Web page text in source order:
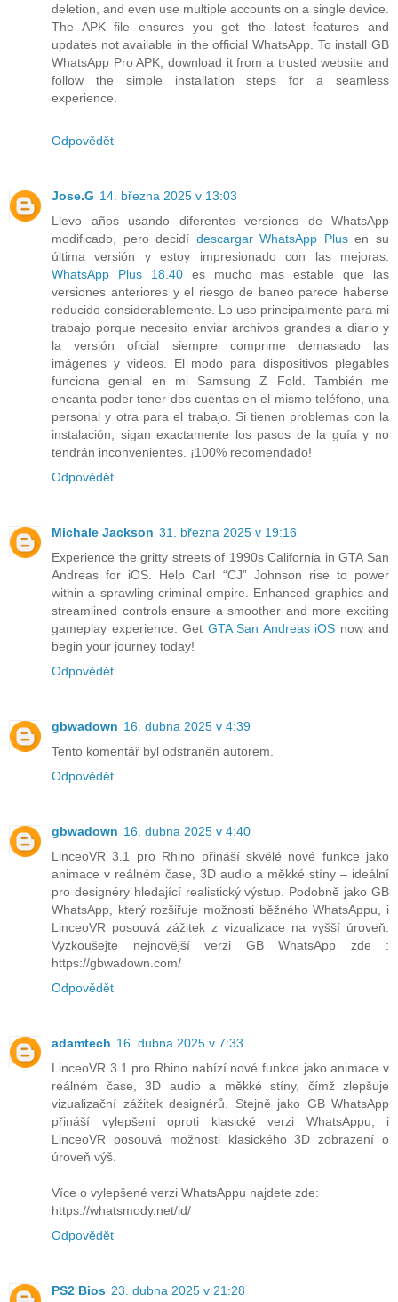
deletion, and even use multiple accounts on a single device.
The APK file ensures you get the latest features and
updates not available in the official WhatsApp. To install GB
WhatsApp Pro APK, download it from a trusted website and
follow the simple installation steps for a seamless
experience.
Odpovědět
Jose.G 14. března 2025 v 13:03
Llevo años usando diferentes versiones de WhatsApp
modificado, pero decidí descargar WhatsApp Plusen su
última versión y estoy impresionado con las mejoras.
WhatsApp Plus 18.40es mucho más estable que las
versiones anteriores y el riesgo de baneo parece haberse
reducido considerablemente. Lo uso principalmente para mi
trabajo porque necesito enviar archivos grandes a diario y
la versión oficial siempre comprime demasiado las
imágenes y videos. El modo para dispositivos plegables
funciona genial en mi Samsung Z Fold. También me
encanta poder tener dos cuentas en el mismo teléfono, una
personal y otra para el trabajo. Si tienen problemas con la
instalación, sigan exactamente los pasos de la guía y no
tendrán inconvenientes. ¡100% recomendado!
Odpovědět
Michale Jackson 31. března 2025 v 19:16
Experience the gritty streets of 1990s California in GTA San
Andreas for iOS. Help Carl “CJ” Johnson rise to power
within a sprawling criminal empire. Enhanced graphics and
streamlined controls ensure a smoother and more exciting
gameplay experience. Get GTA San Andreas iOS now and
begin your journey today!
Odpovědět
gbwadown 16. dubna 2025 v 4:39
Tento komentář byl odstraněn autorem.
Odpovědět
gbwadown 16. dubna 2025 v 4:40
LinceoVR 3.1 pro Rhino přináší skvělé nové funkce jako
animace v reálném čase, 3D audio a měkké stíny – ideální
pro designéry hledající realistický výstup. Podobně jako GB
WhatsApp, který rozšiřuje možnosti běžného WhatsAppu, i
LinceoVR posouvá zážitek z vizualizace na vyšší úroveň.
Vyzkoušejte nejnovější verzi GB WhatsApp zde :
https://gbwadown.com/
Odpovědět
adamtech 16. dubna 2025 v 7:33
LinceoVR 3.1 pro Rhino nabízí nové funkce jako animace v
reálném čase, 3D audio a měkké stíny, čímž zlepšuje
vizualizační zážitek designérů. Stejně jako GB WhatsApp
přináší vylepšení oproti klasické verzi WhatsAppu, i
LinceoVR posouvá možnosti klasického 3D zobrazení o
úroveň výš.
Více o vylepšené verzi WhatsAppu najdete zde:
https://whatsmody.net/id/
Odpovědět
PS2 Bios 23. dubna 2025 v 21:28